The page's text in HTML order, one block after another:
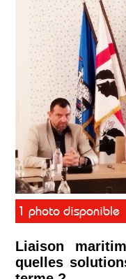
1 photo disponible
Liaison
quelles